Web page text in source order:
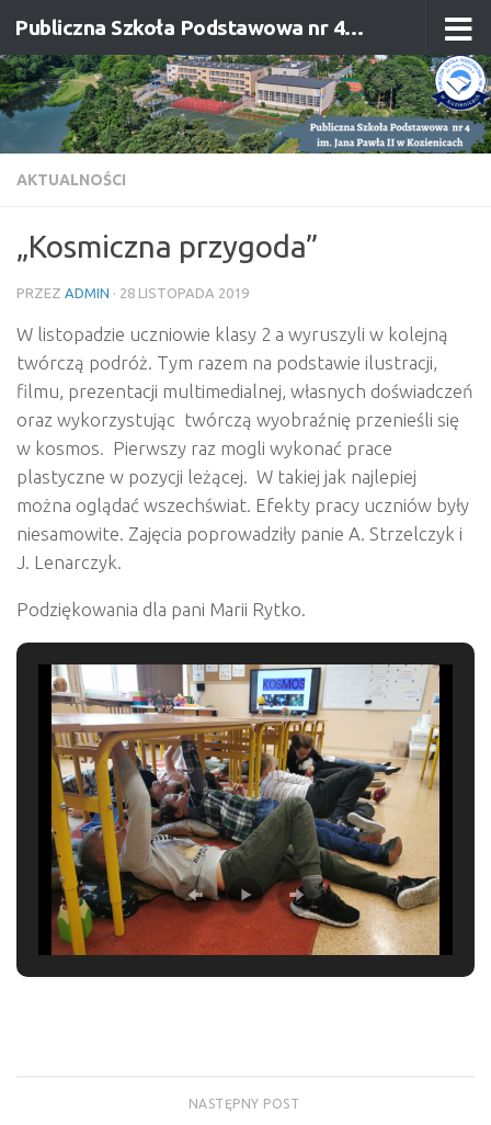
Przejdź do treści Publiczna Szkoła Podstawowa nr 4 im. Jana Pawła II w Kozienicach
AKTUALNOŚCI
„Kosmiczna przygoda”
PRZEZ ADMIN · 28 LISTOPADA 2019
W listopadzie uczniowie klasy 2 a wyruszyli w kolejną
twórczą podróż. Tym razem na podstawie ilustracji,
filmu, prezentacji multimedialnej, własnych doświadczeń
oraz wykorzystując twórczą wyobraźnię przenieśli się
w kosmos. Pierwszy raz mogli wykonać prace
plastyczne w pozycji leżącej. W takiej jak najlepiej
można oglądać wszechświat. Efekty pracy uczniów były
niesamowite. Zajęcia poprowadziły panie A. Strzelczyk i
J. Lenarczyk.
Podziękowania dla pani Marii Rytko.
NASTĘPNY POST